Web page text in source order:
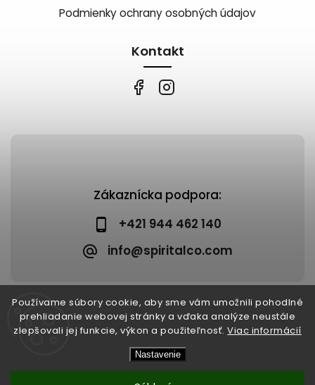
Používame súbory cookie, aby sme vám umožnili pohodlné
prehliadanie webovej stránky a vďaka analýze neustále
zlepšovali jej funkcie, výkon a použiteľnosť.Viac informácií
Nastavenie
Zákaznícka podpora:
+421 944 462 140
info@spiritalco.com
Podmienky ochrany osobných údajov
Kontakt
Spiritalco. Všetky práva vyhradené.
Upraviť nastavenie cookies
Shoptet | Design